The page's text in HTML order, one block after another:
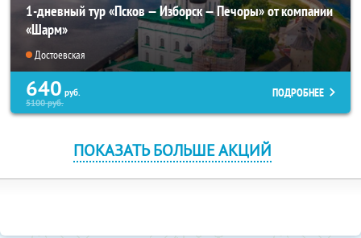
1-дневный тур «Псков — Изборск — Печоры» от компании
«Шарм»
Достоевская
640 руб.
5100руб.
ПОДРОБНЕЕ
ПОКАЗАТЬ БОЛЬШЕ АКЦИЙ